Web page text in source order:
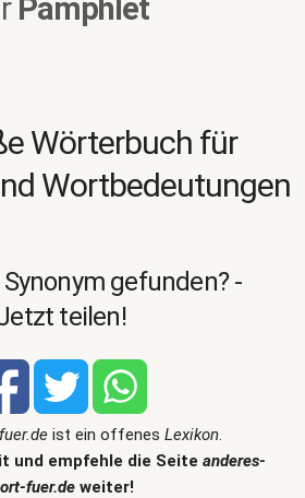
Pamphlet
Wörterbuch für
Wortbedeutungen
gefunden? -
teilen!
ist ein offenes Lexikon.
und empfehle die Seite anderes-
fuer.de weiter!